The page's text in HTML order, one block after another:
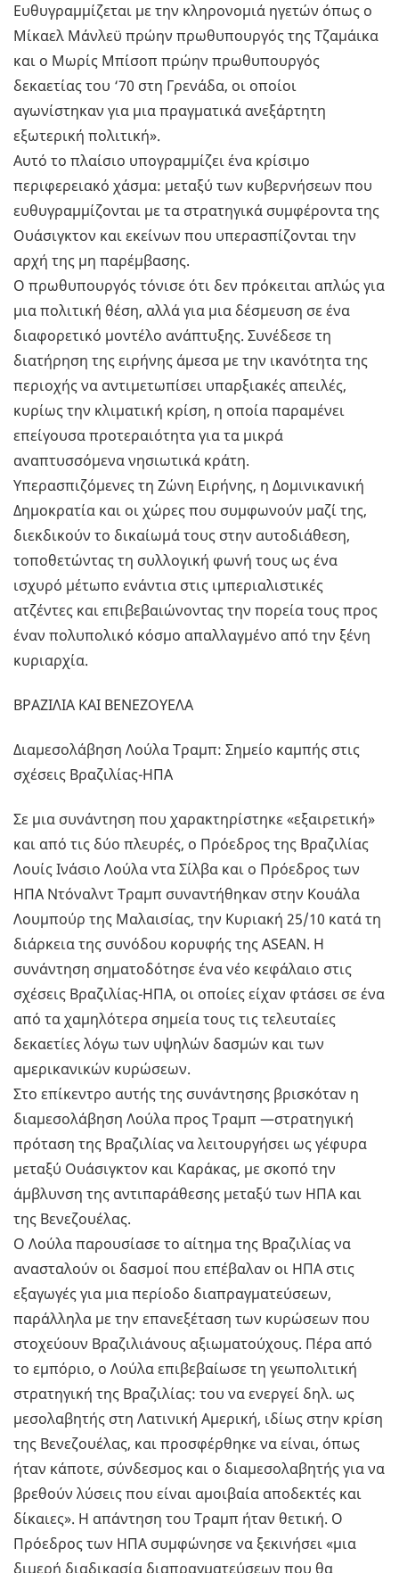
Ευθυγραμμίζεται με την κληρονομιά ηγετών όπως ο
Μίκαελ Μάνλεϋ πρώην πρωθυπουργός της Τζαμάικα
και ο Μωρίς Μπίσοπ πρώην πρωθυπουργός
δεκαετίας του ‘70 στη Γρενάδα, οι οποίοι
αγωνίστηκαν για μια πραγματικά ανεξάρτητη
εξωτερική πολιτική».
Αυτό το πλαίσιο υπογραμμίζει ένα κρίσιμο
περιφερειακό χάσμα: μεταξύ των κυβερνήσεων που
ευθυγραμμίζονται με τα στρατηγικά συμφέροντα της
Ουάσιγκτον και εκείνων που υπερασπίζονται την
αρχή της μη παρέμβασης.
Ο πρωθυπουργός τόνισε ότι δεν πρόκειται απλώς για
μια πολιτική θέση, αλλά για μια δέσμευση σε ένα
διαφορετικό μοντέλο ανάπτυξης. Συνέδεσε τη
διατήρηση της ειρήνης άμεσα με την ικανότητα της
περιοχής να αντιμετωπίσει υπαρξιακές απειλές,
κυρίως την κλιματική κρίση, η οποία παραμένει
επείγουσα προτεραιότητα για τα μικρά
αναπτυσσόμενα νησιωτικά κράτη.
Υπερασπιζόμενες τη Ζώνη Ειρήνης, η Δομινικανική
Δημοκρατία και οι χώρες που συμφωνούν μαζί της,
διεκδικούν το δικαίωμά τους στην αυτοδιάθεση,
τοποθετώντας τη συλλογική φωνή τους ως ένα
ισχυρό μέτωπο ενάντια στις ιμπεριαλιστικές
ατζέντες και επιβεβαιώνοντας την πορεία τους προς
έναν πολυπολικό κόσμο απαλλαγμένο από την ξένη
κυριαρχία.
ΒΡΑΖΙΛΙΑ ΚΑΙ ΒΕΝΕΖΟΥΕΛΑ
Διαμεσολάβηση Λούλα Τραμπ: Σημείο καμπής στις
σχέσεις Βραζιλίας-ΗΠΑ
Σε μια συνάντηση που χαρακτηρίστηκε «εξαιρετική»
και από τις δύο πλευρές, ο Πρόεδρος της Βραζιλίας
Λουίς Ινάσιο Λούλα ντα Σίλβα και ο Πρόεδρος των
ΗΠΑ Ντόναλντ Τραμπ συναντήθηκαν στην Κουάλα
Λουμπούρ της Μαλαισίας, την Κυριακή 25/10 κατά τη
διάρκεια της συνόδου κορυφής της ASEAN. Η
συνάντηση σηματοδότησε ένα νέο κεφάλαιο στις
σχέσεις Βραζιλίας-ΗΠΑ, οι οποίες είχαν φτάσει σε ένα
από τα χαμηλότερα σημεία τους τις τελευταίες
δεκαετίες λόγω των υψηλών δασμών και των
αμερικανικών κυρώσεων.
Στο επίκεντρο αυτής της συνάντησης βρισκόταν η
διαμεσολάβηση Λούλα προς Τραμπ —στρατηγική
πρόταση της Βραζιλίας να λειτουργήσει ως γέφυρα
μεταξύ Ουάσιγκτον και Καράκας, με σκοπό την
άμβλυνση της αντιπαράθεσης μεταξύ των ΗΠΑ και
της Βενεζουέλας.
Ο Λούλα παρουσίασε το αίτημα της Βραζιλίας να
ανασταλούν οι δασμοί που επέβαλαν οι ΗΠΑ στις
εξαγωγές για μια περίοδο διαπραγματεύσεων,
παράλληλα με την επανεξέταση των κυρώσεων που
στοχεύουν Βραζιλιάνους αξιωματούχους. Πέρα από
το εμπόριο, ο Λούλα επιβεβαίωσε τη γεωπολιτική
στρατηγική της Βραζιλίας: του να ενεργεί δηλ. ως
μεσολαβητής στη Λατινική Αμερική, ιδίως στην κρίση
της Βενεζουέλας, και προσφέρθηκε να είναι, όπως
ήταν κάποτε, σύνδεσμος και ο διαμεσολαβητής για να
βρεθούν λύσεις που είναι αμοιβαία αποδεκτές και
δίκαιες». Η απάντηση του Τραμπ ήταν θετική. Ο
Πρόεδρος των ΗΠΑ συμφώνησε να ξεκινήσει «μια
διμερή διαδικασία διαπραγματεύσεων που θα